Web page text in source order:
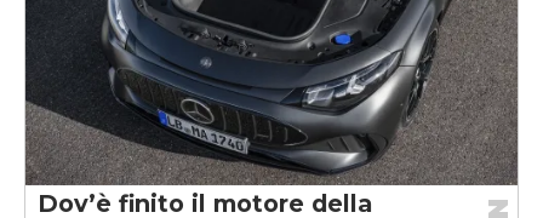
Dov’è finito il motore della